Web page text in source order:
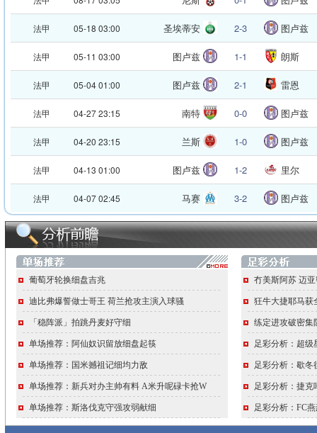
法甲 05-18 03:00 圣埃蒂安 2-3 图卢兹
法甲 05-11 03:00 图卢兹 1-1 朗斯
法甲 05-04 01:00 图卢兹 2-1 雷恩
法甲 04-27 23:15 南特 0-0 图卢兹
法甲 04-20 23:15 兰斯 1-0 图卢兹
法甲 04-13 01:00 图卢兹 1-2 里尔
法甲 04-07 02:45 马赛 3-2 图卢兹
葡萄牙轮换细盘吉兆
迪比弗爆誓做士哥王 荷兰抢攻主演入球骚
「稳阵派」拍跳丹麦好守细
单场推荐：阿仙奴识留放细盘起筷
单场推荐：国米撼祖记细均力敌
单场推荐：新兵对办主帅有料 A米升呢碌卡抢W
单场推荐：斯洛伐克守强攻弱献细
冇美斯阿苏 迈
狂牛大捷耶马获
练定进攻破密集
足彩分析：超级
足彩分析：歇冬
足彩分析：捷克
足彩分析：FC